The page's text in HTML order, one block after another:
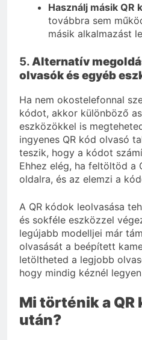
Használj másik QR
továbbra sem
másik alkalmazást
5.Alternatív
olvasók és egyéb
Ha nem okostelefonnal
kódot, akkor különböző
eszközökkel is
ingyenes QR kód olvasó
teszik, hogy a kódot
Ehhez elég, ha feltöltöd a
oldalra, és az elemzi a
A QR kódok leolvasása
és sokféle eszközzel
legújabb modelljei már
olvasását a beépített
letöltheted a legjobb
hogy mindig kéznél
Mi történik a QR
után?